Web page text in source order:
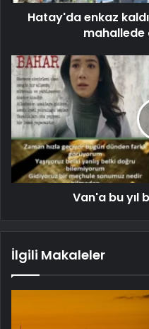
Hatay'da enkaz
mahallede
Van'a bu yıl
İlgili Makaleler